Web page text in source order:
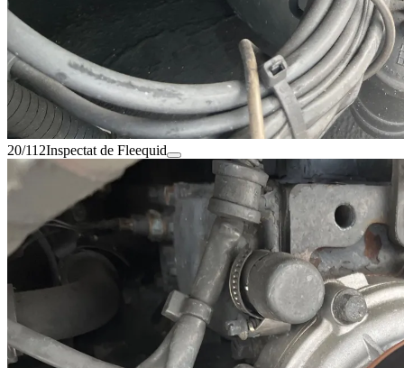
20/112Inspectat de Fleequid